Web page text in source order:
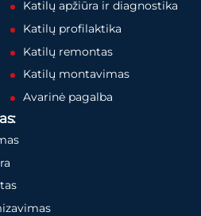
Katilų apžiūra ir diagnostika
Katilų profilaktika
Katilų remontas
Katilų montavimas
Avarinė pagalba